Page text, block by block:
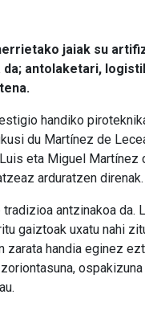
jaiak su
antolaketari,
handiko
du Martínez de
eta Miguel
arduratzen direnak.
antzinakoa da.
gaiztoak uxatu nahi
handia eginez